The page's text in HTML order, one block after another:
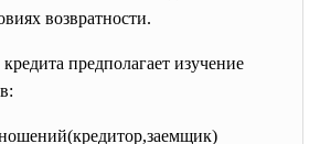
возвратности.
предполагает изучение
кредитор,заемщик)